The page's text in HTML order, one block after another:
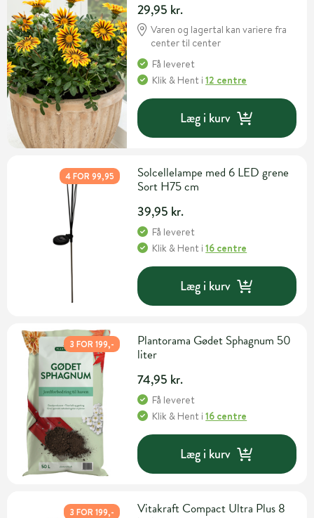
29,95 kr.
Varen og lagertal kan variere fra
center til center
Få leveret
Klik & Hent i12 centre
Læg i kurv
4 FOR 99,95
Solcellelampe med 6 LED grene
Sort H75 cm
39,95 kr.
Få leveret
Klik & Hent i16 centre
Læg i kurv
3 FOR 199,-
Plantorama Gødet Sphagnum 50
liter
74,95 kr.
Få leveret
Klik & Hent i16 centre
Læg i kurv
3 FOR 199,-
Vitakraft Compact Ultra Plus 8